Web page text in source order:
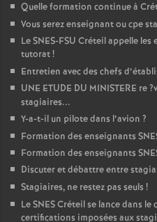
Quelle formation continue à
Vous serez enseignant ou cpe
LeSNES-FSU Créteil appelle les
tutorat!
Entretien avec des chefs
UNE ETUDE DU MINISTERE re
stagiaires...
Y-a-t-il un pilote dans l’avion ?
Formation des enseignants
Formation des enseignants
Discuter et débattre entre
Stagiaires, ne restez pas seuls !
LeSNESCréteil se lance dans
certifications imposées aux